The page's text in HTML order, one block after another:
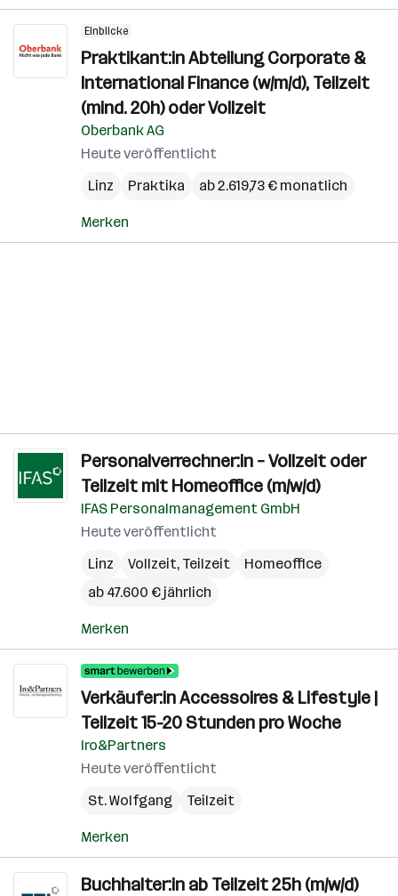
Einblicke
Praktikant:in Abteilung Corporate &
International Finance (w/m/d), Teilzeit
(mind. 20h) oder Vollzeit
Oberbank AG
Heute veröffentlicht
Linz
Praktika ab 2.619,73 € monatlich
Merken
Personalverrechner:in – Vollzeit oder
Teilzeit mit Homeoffice (m/w/d)
IFAS Personalmanagement GmbH
Heute veröffentlicht
Linz
Vollzeit, Teilzeit
Homeoffice
ab 47.600 € jährlich
Merken
Verkäufer:in Accessoires & Lifestyle |
Teilzeit 15-20 Stunden pro Woche
Iro&Partners
Heute veröffentlicht
St. Wolfgang
Teilzeit
Merken
Buchhalter:in ab Teilzeit 25h (m/w/d)